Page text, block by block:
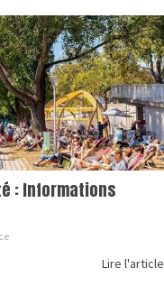
: Informations
Lire l'article